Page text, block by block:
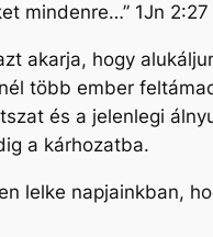
mindenre…” 1Jn 2:27
akarja, hogy
több ember
és a jelenlegi
a kárhozatba.
lelke napjainkban,